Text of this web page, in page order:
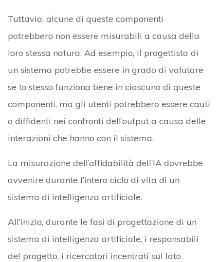
Tuttavia, alcune di queste componenti
potrebbero non essere misurabili a causa della
loro stessa natura. Ad esempio, il progettista di
un sistema potrebbe essere in grado di valutare
se lo stesso funziona bene in ciascuno di queste
componenti, ma gli utenti potrebbero essere cauti
o diffidenti nei confronti dell’output a causa delle
interazioni che hanno con il sistema.
La misurazione dell’affidabilità dell’IA dovrebbe
avvenire durante l’intero ciclo di vita di un
sistema di intelligenza artificiale.
All’inizio, durante le fasi di progettazione di un
sistema di intelligenza artificiale, i responsabili
del progetto, i ricercatori incentrati sul lato